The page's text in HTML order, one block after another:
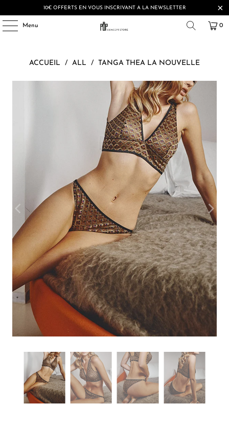
10€ OFFERTS EN VOUS INSCRIVANT A LA NEWSLETTER
Menu 0
ACCUEIL / ALL / TANGA THEA LA NOUVELLE